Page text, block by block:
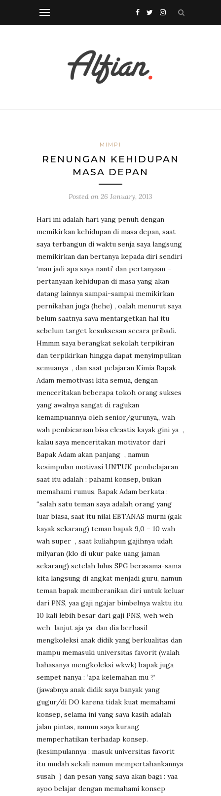
MIMPI
RENUNGAN KEHIDUPAN
MASA DEPAN
Posted on 26 January, 2013
Hari ini adalah hari yang penuh dengan
memikirkan kehidupan di masa depan, saat
saya terbangun di waktu senja saya langsung
memikirkan dan bertanya kepada diri sendiri
‘mau jadi apa saya nanti’ dan pertanyaan –
pertanyaan kehidupan di masa yang akan
datang lainnya sampai-sampai memikirkan
pernikahan juga (hehe) , oalah menurut saya
belum saatnya saya mentargetkan hal itu
sebelum target kesuksesan secara pribadi.
Hmmm saya berangkat sekolah terpikiran
dan terpikirkan hingga dapat menyimpulkan
semuanya , dan saat pelajaran Kimia Bapak
Adam memotivasi kita semua, dengan
menceritakan beberapa tokoh orang sukses
yang awalnya sangat di ragukan
kemampuannya oleh senior/gurunya,, wah
wah pembicaraan bisa eleastis kayak gini ya ,
kalau saya menceritakan motivator dari
Bapak Adam akan panjang , namun
kesimpulan motivasi UNTUK pembelajaran
saat itu adalah : pahami konsep, bukan
memahami rumus, Bapak Adam berkata :
“salah satu teman saya adalah orang yang
luar biasa, saat itu nilai EBTANAS murni (gak
kayak sekarang) teman bapak 9,0 – 10 wah
wah super , saat kuliahpun gajihnya udah
milyaran (klo di ukur pake uang jaman
sekarang) setelah lulus SPG berasama-sama
kita langsung di angkat menjadi guru, namun
teman bapak memberanikan diri untuk keluar
dari PNS, yaa gaji ngajar bimbelnya waktu itu
10 kali lebih besar dari gaji PNS, weh weh
weh lanjut aja ya dan dia berhasil
mengkoleksi anak didik yang berkualitas dan
mampu memasuki universitas favorit (walah
bahasanya mengkoleksi wkwk) bapak juga
sempet nanya : ‘apa kelemahan mu ?’
(jawabnya anak didik saya banyak yang
gugur/di DO karena tidak kuat memahami
konsep, selama ini yang saya kasih adalah
jalan pintas, namun saya kurang
memperhatikan terhadap konsep.
(kesimpulannya : masuk universitas favorit
itu mudah sekali namun mempertahankannya
susah ) dan pesan yang saya akan bagi : yaa
ayoo belajar dengan memahami konsep